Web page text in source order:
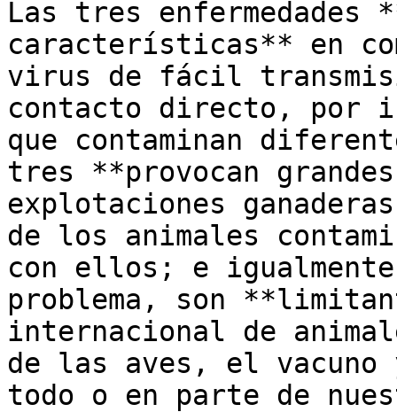
Las tres enfermedades
características** en
virus de fácil
contacto directo, por
que contaminan
tres **provocan
explotaciones
de los animales
con ellos; e
problema, son
internacional de
de las aves, el
todo o en parte de